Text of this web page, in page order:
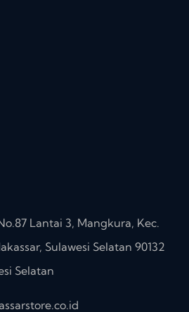
Lantai 3, Mangkura, Kec.
Sulawesi Selatan 90132
Selatan